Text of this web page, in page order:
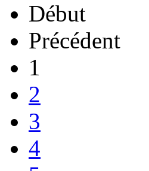
Début
Précédent
1
2
3
4